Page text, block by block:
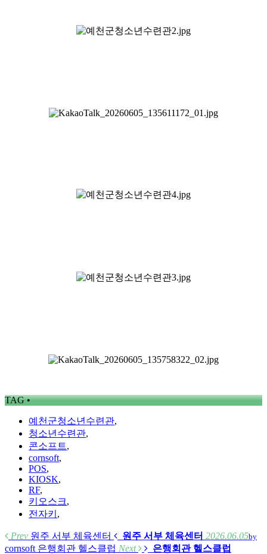
TAG •
예천군청소년수련관,
청소년수련관,
콘소프트,
cornsoft,
POS,
KIOSK,
RF,
키오스크,
전자키 ,
Prev 원주 서부 체육센터 원주 서부 체육센터 2026.06.05by
cornsoft 은행회관 헬스클럽 Next
은행회관 헬스클럽